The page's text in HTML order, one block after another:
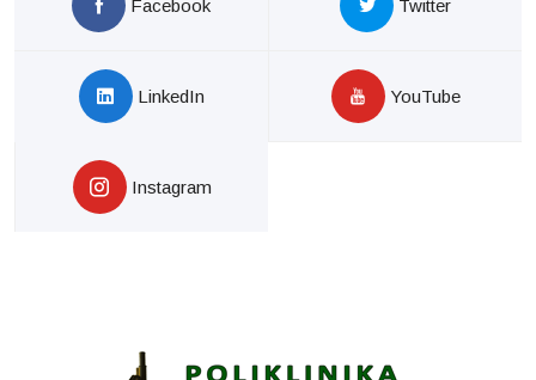
Facebook Twitter
LinkedIn YouTube
Instagram